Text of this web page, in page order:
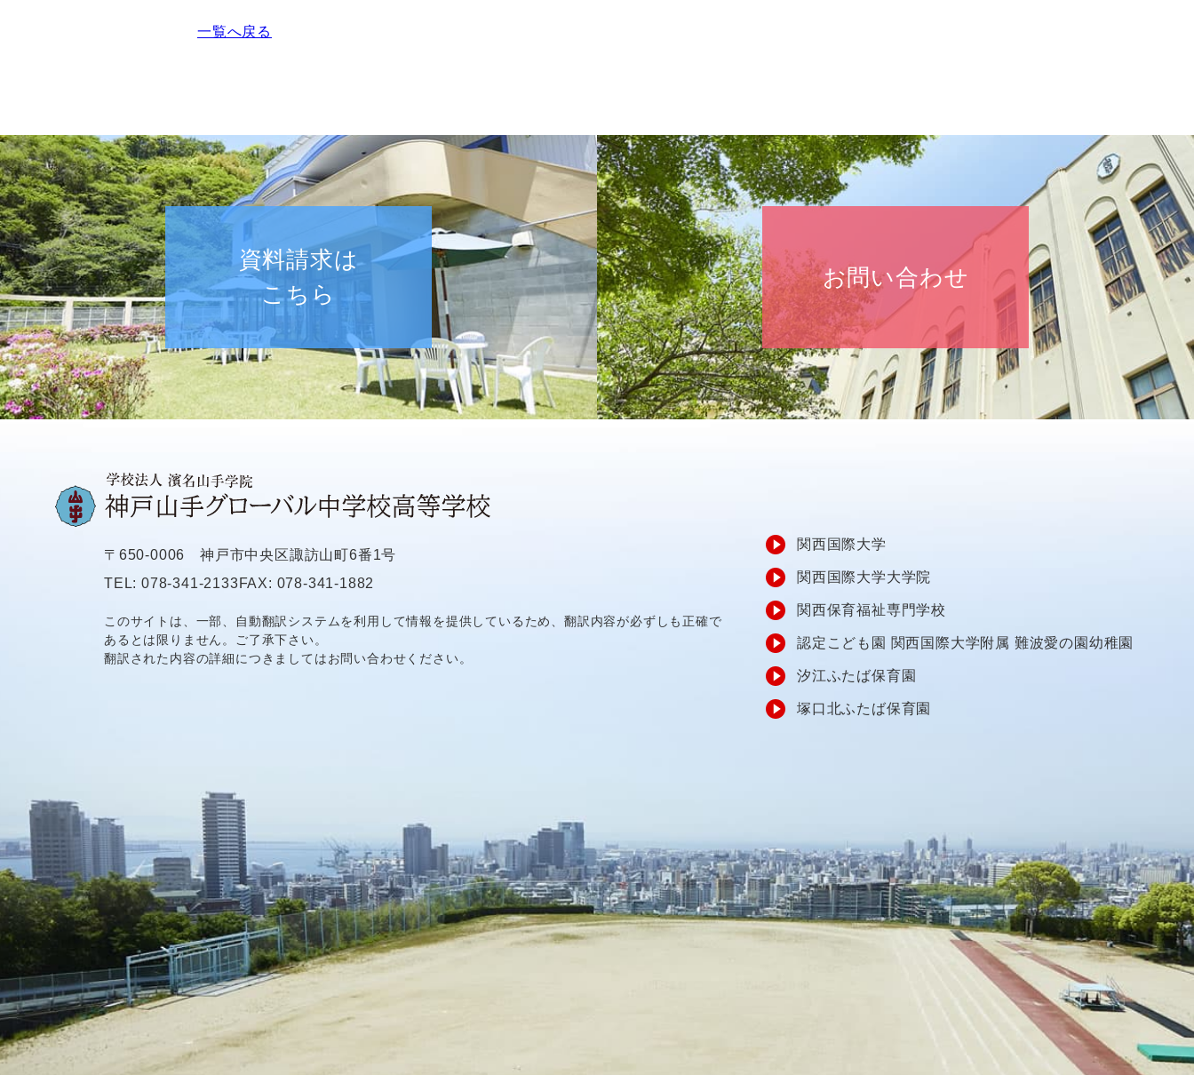
一覧へ戻る
資料請求は
こちら
お問い合わせ
関西国際大学
関西国際大学大学院
関西保育福祉専門学校
認定こども園 関西国際大学附属 難波愛の園幼稚園
汐江ふたば保育園
塚口北ふたば保育園
〒650-0006 神戸市中央区諏訪山町6番1号
TEL: 078-341-2133FAX: 078-341-1882
このサイトは、一部、自動翻訳システムを利用して情報を提供しているため、翻訳内容が必ずしも正確で
あるとは限りません。ご了承下さい。
翻訳された内容の詳細につきましてはお問い合わせください。